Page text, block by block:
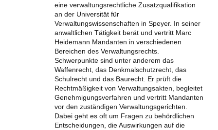
eine verwaltungsrechtliche Zusatzqualifikation
an der Universität für
Verwaltungswissenschaften in Speyer. In seiner
anwaltlichen Tätigkeit berät und vertritt Marc
Heidemann Mandanten in verschiedenen
Bereichen des Verwaltungsrechts.
Schwerpunkte sind unter anderem das
Waffenrecht, das Denkmalschutzrecht, das
Schulrecht und das Baurecht. Er prüft die
Rechtmäßigkeit von Verwaltungsakten, begleitet
Genehmigungsverfahren und vertritt Mandanten
vor den zuständigen Verwaltungsgerichten.
Dabei geht es oft um Fragen zu behördlichen
Entscheidungen, die Auswirkungen auf die